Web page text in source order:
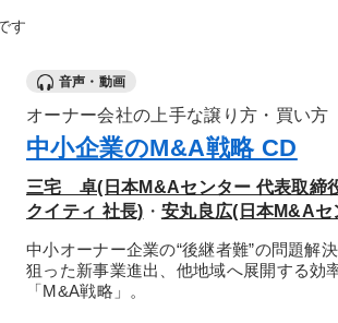
す
音声・動画
オーナー会社の上手な譲り方・買い方
中小企業のM&A戦略 CD
三宅 卓(日本M&Aセンター 代表取締
クイティ 社長) ・ 安丸良広(日本M&A
中小オーナー企業の“後継者難”の問題解
狙った新事業進出、他地域へ展開する
「M&A戦略」。